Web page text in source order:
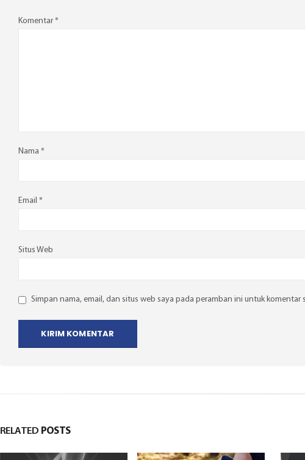
Komentar*
Nama *
Email *
Situs Web
Simpan nama, email, dan situs web saya pada peramban ini untuk komentar
RELATED POSTS